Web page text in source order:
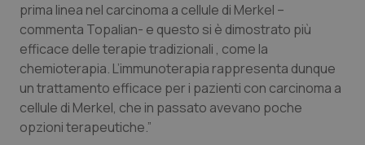
Sicilia
Toscana
Umbria
Neuroscienze & patologie neurodegenerative
Obesità
Oftalmologia
prima linea nel carcinoma a cellule di Merkel –
commenta Topalian- e questo si è dimostrato più
efficace delle terapie tradizionali , come la
chemioterapia. L’immunoterapia rappresenta dunque
un trattamento efficace per i pazienti con carcinoma a
cellule di Merkel, che in passato avevano poche
opzioni terapeutiche.”